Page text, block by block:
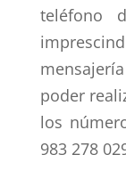
teléfono
poder
los
983 278